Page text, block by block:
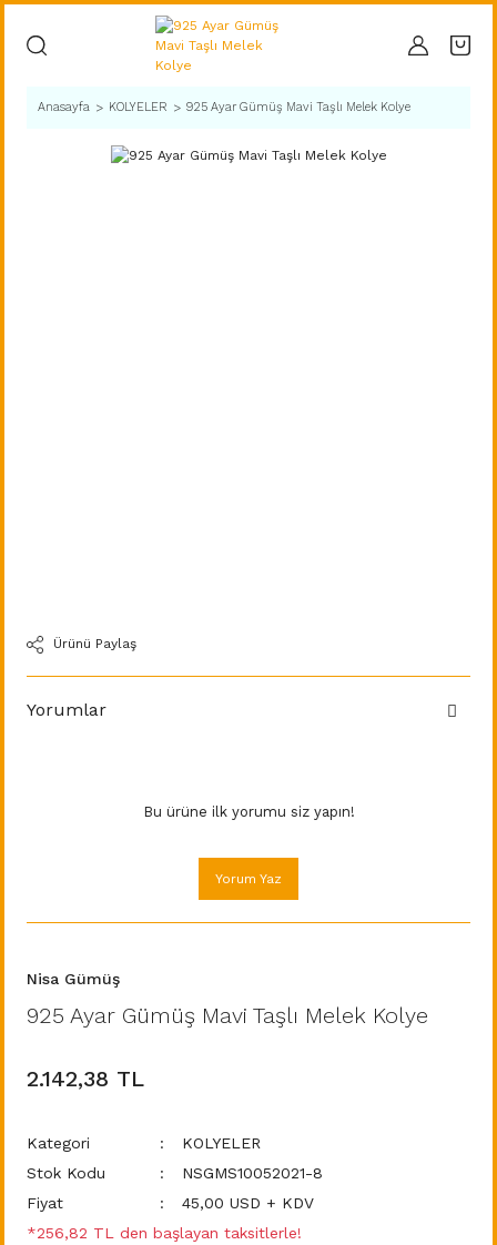
Anasayfa KOLYELER 925 Ayar Gümüş Mavi Taşlı Melek Kolye
Ürünü Paylaş
Yorumlar
Bu ürüne ilk yorumu siz yapın!
Yorum Yaz
Nisa Gümüş
925 Ayar Gümüş Mavi Taşlı Melek Kolye
2.142,38 TL
Kategori
KOLYELER
Stok Kodu
NSGMS10052021-8
Fiyat
45,00 USD + KDV
*256,82 TL den başlayan taksitlerle!